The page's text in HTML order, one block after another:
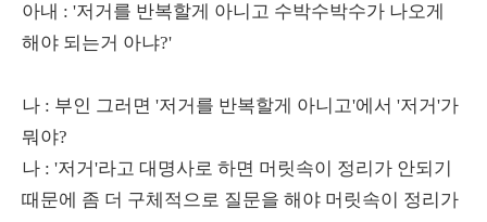
아내 : '저거를 반복할게 아니고 수박수박수가 나오게
해야 되는거 아냐?'
나 : 부인 그러면 '저거를 반복할게 아니고'에서 '저거'가
뭐야?
나 : '저거'라고 대명사로 하면 머릿속이 정리가 안되기
때문에 좀 더 구체적으로 질문을 해야 머릿속이 정리가